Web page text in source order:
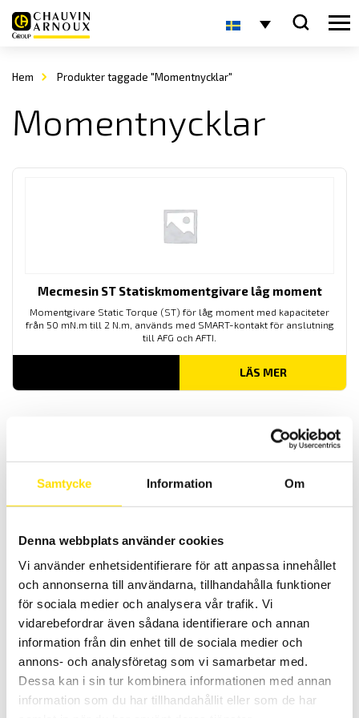
Samtycke Information Om
Denna webbplats använder cookies
Vi använder enhetsidentifierare för att anpassa innehållet
och annonserna till användarna, tillhandahålla funktioner
för sociala medier och analysera vår trafik. Vi
vidarebefordrar även sådana identifierare och annan
information från din enhet till de sociala medier och
annons- och analysföretag som vi samarbetar med.
Dessa kan i sin tur kombinera informationen med annan
information som du har tillhandahållit eller som de har
Hem Produkter taggade "Momentnycklar"
Momentnycklar
Mecmesin ST Statiskmomentgivare låg moment
Momentgivare Static Torque (ST) för låg moment med kapaciteter
från 50 mN.m till 2 N.m, används med SMART-kontakt för anslutning
till AFG och AFTI.
LÄS MER
Kalibrering av momentnycklar enligt ISO 6789:2003
Kalibrering av momentnycklar upp till 1000 N.m enligt ISO
LÄS MER